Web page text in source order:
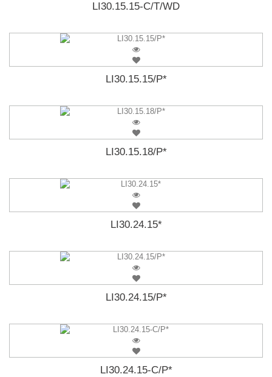
LI30.15.15-C/T/WD
LI30.15.15/P*
LI30.15.18/P*
LI30.24.15*
LI30.24.15/P*
LI30.24.15-C/P*